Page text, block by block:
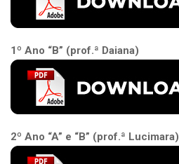
1º Ano “B” (prof.ª Daiana)
2º Ano “A” e “B” (prof.ª Lucimara)